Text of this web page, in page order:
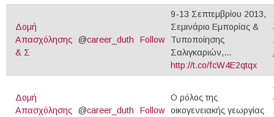
Δομή
Απασχόλησης
& Σ
@career_duth Follow
9-13 Σεπτεμβρίου 2013,
Σεμινάριο Εμπορίας &
Τυποποίησης
Σαλιγκαριών,...
http://t.co/fcW4E2qtqx
Δομή
Απασχόλησης
@career_duth Follow
Ο ρόλος της
οικογενειακής γεωργίας